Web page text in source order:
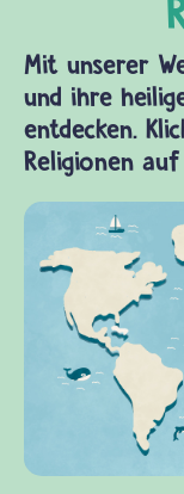
Mit unserer
und ihre
entdecken.
Religionen